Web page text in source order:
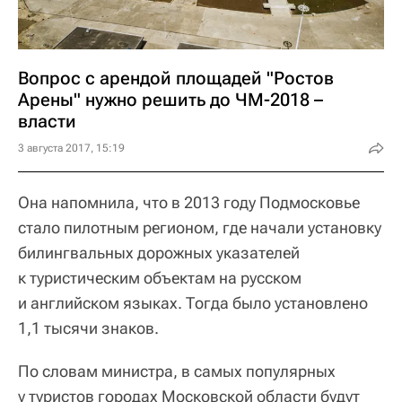
Вопрос с арендой площадей "Ростов
Арены" нужно решить до ЧМ-2018 –
власти
3 августа 2017, 15:19
Она напомнила, что в 2013 году Подмосковье
стало пилотным регионом, где начали установку
билингвальных дорожных указателей
к туристическим объектам на русском
и английском языках. Тогда было установлено
1,1 тысячи знаков.
По словам министра, в самых популярных
у туристов городах Московской области будут